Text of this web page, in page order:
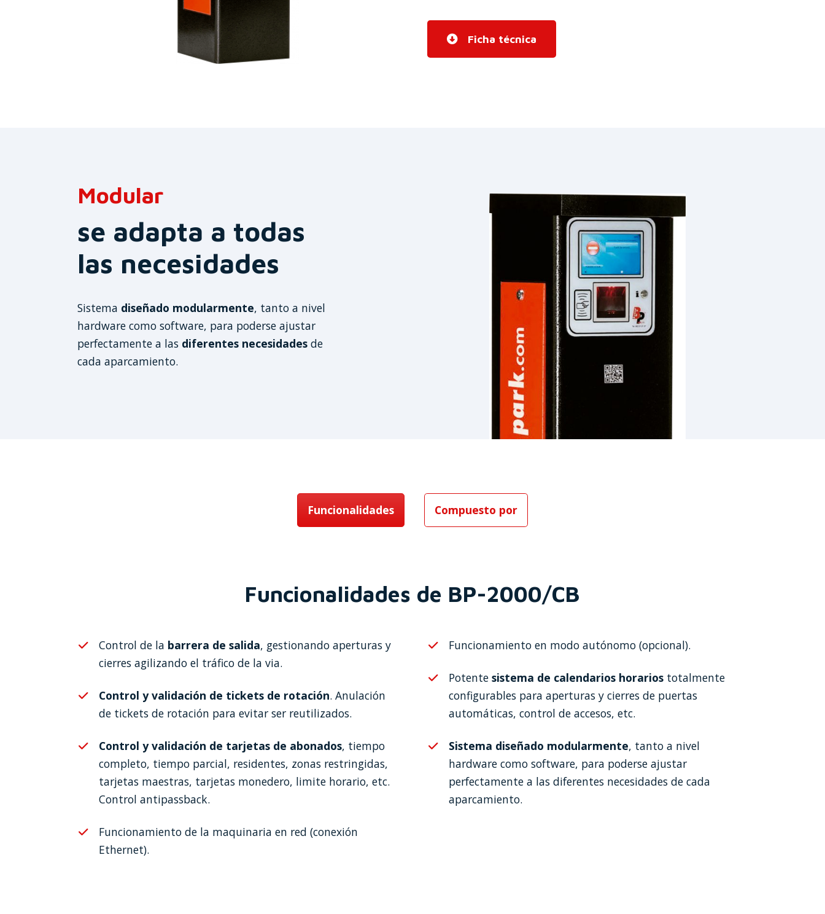
Ficha técnica
Modular
se adapta a todas
las necesidades
Sistema diseñado modularmente, tanto a nivel
hardware como software, para poderse ajustar
perfectamente a las diferentes necesidades de
cada aparcamiento.
Funcionalidades Compuesto por
Funcionalidades de BP-2000/CB
Control de la barrera de salida, gestionando aperturas y
cierres agilizando el tráfico de la via.
Control y validación de tickets de rotación. Anulación
de tickets de rotación para evitar ser reutilizados.
Control y validación de tarjetas de abonados, tiempo
completo, tiempo parcial, residentes, zonas restringidas,
tarjetas maestras, tarjetas monedero, limite horario, etc.
Control antipassback.
Funcionamiento de la maquinaria en red (conexión
Ethernet).
Funcionamiento en modo autónomo (opcional).
Potente sistema de calendarios horarios totalmente
configurables para aperturas y cierres de puertas
automáticas, control de accesos, etc.
Sistema diseñado modularmente, tanto a nivel
hardware como software, para poderse ajustar
perfectamente a las diferentes necesidades de cada
aparcamiento.